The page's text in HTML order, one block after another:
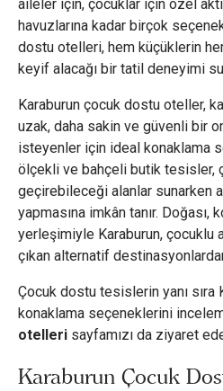
aileler için, çocuklar için özel
havuzlarına kadar birçok
dostu otelleri, hem küçüklerin
keyif alacağı bir tatil deneyimi
Karaburun çocuk dostu oteller,
uzak, daha sakin ve güvenli bir
isteyenler için ideal konaklama
ölçekli ve bahçeli butik tesisler,
geçirebileceği alanlar sunarken
yapmasına imkân tanır. Doğası,
yerleşimiyle Karaburun, çocuklu
çıkan alternatif
Çocuk dostu tesislerin yanı sıra
konaklama seçeneklerini
otelleri sayfamızı da ziyaret
Karaburun Çocuk